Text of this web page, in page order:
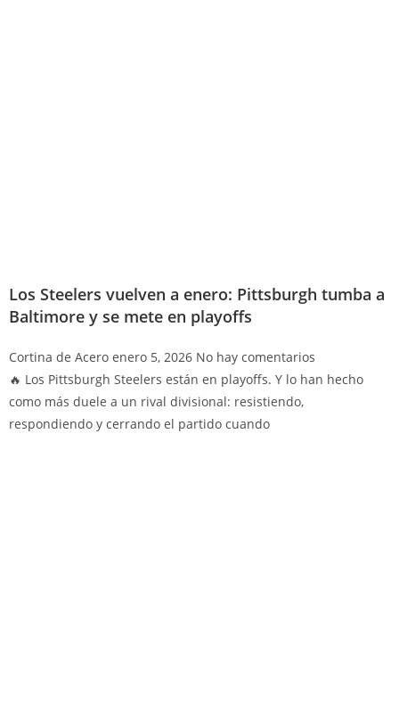
Los Steelers vuelven a enero: Pittsburgh tumba a
Baltimore y se mete en playoffs
Cortina de Acero enero 5, 2026 No hay comentarios
🔥 Los Pittsburgh Steelers están en playoffs. Y lo han hecho
como más duele a un rival divisional: resistiendo,
respondiendo y cerrando el partido cuando